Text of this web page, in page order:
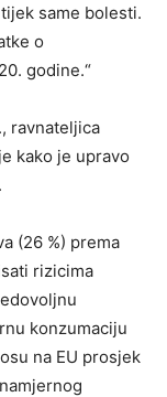
same bolesti.
o
godine.“
ravnateljica
kako je upravo
(26 %) prema
rizicima
konzumaciju
na EU prosjek